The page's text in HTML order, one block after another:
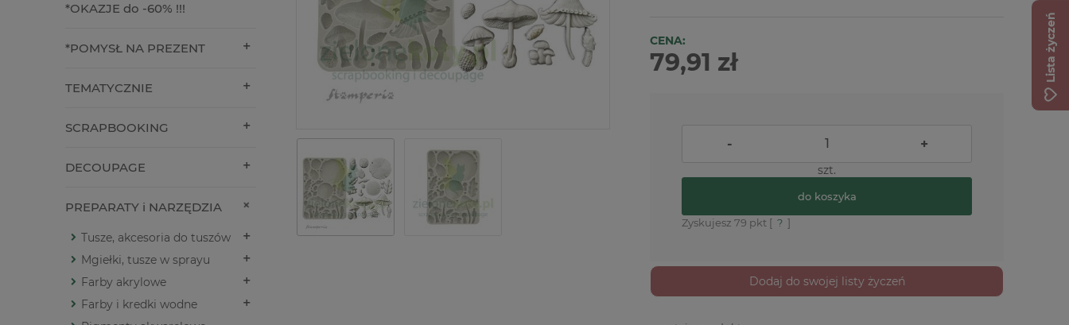
*OKAZJE do -60% !!!
*POMYSŁ NA PREZENT
TEMATYCZNIE
SCRAPBOOKING
DECOUPAGE
PREPARATY i NARZĘDZIA
Tusze, akcesoria do tuszów
Mgiełki, tusze w sprayu
Farby akrylowe
Farby i kredki wodne
CENA:
79,91 zł
- +
szt.
do koszyka
Zyskujesz 79 pkt [ ? ]
Dodaj do swojej listy życzeń
Lista życzeń